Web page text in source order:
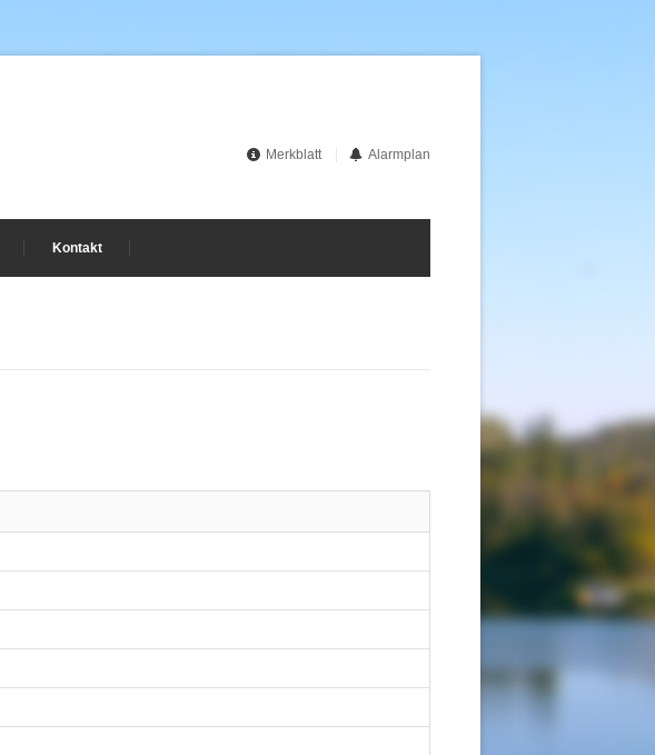
Merkblatt Alarmplan
Kontakt